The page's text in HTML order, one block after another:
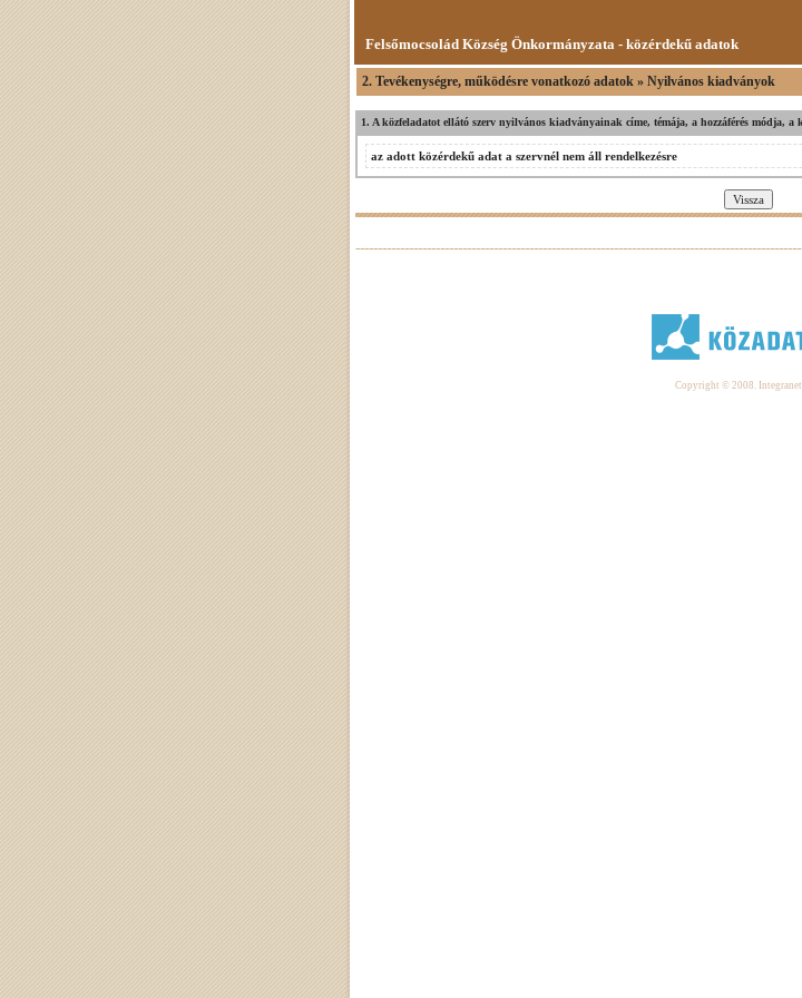
Felsőmocsolád Község Önkormányzata - közérdekű adatok
2. Tevékenységre, működésre vonatkozó adatok » Nyilvános kiadványok
1. A közfeladatot ellátó szerv nyilvános kiadványainak címe, témája, a hozzáférés módja, a
az adott közérdekű adat a szervnél nem áll rendelkezésre
Copyright © 2008.